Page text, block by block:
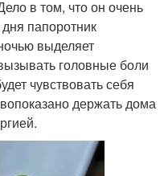
в том, что он очень
папоротник
выделяет
головные боли
чувствовать себя
держать дома